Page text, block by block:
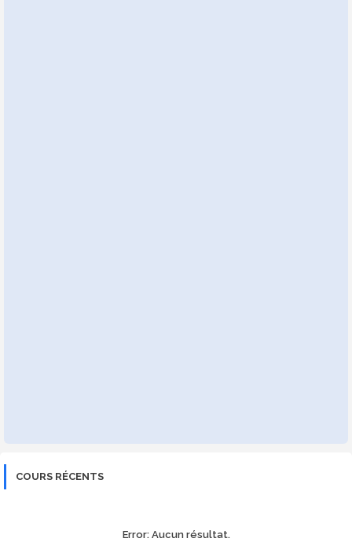
COURS RÉCENTS
Error:Aucun résultat.